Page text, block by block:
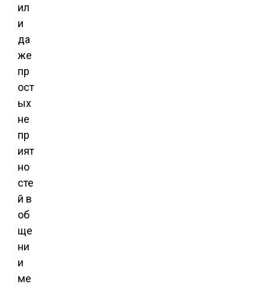
ил
и
да
же
пр
ост
ых
не
пр
ият
но
сте
й в
об
ще
ни
и
ме